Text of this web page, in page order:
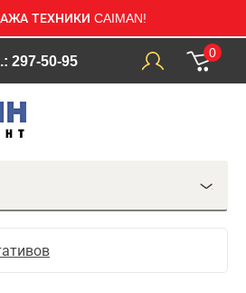
ТЕХНИКИ CAIMAN!
297-50-95
0